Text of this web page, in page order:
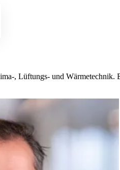
, Lüftungs- und Wärmetechnik.